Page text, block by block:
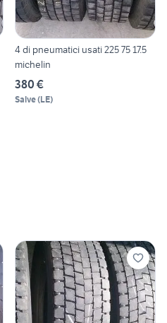
4 di pneumatici usati 225 75 17.5
michelin
380 €
Salve(LE)